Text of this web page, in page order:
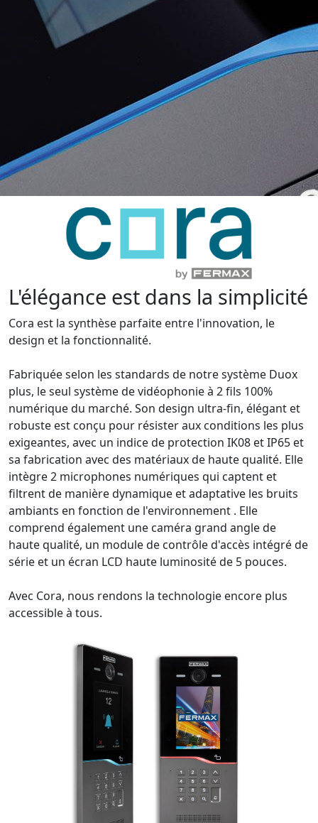
L'élégance est dans la simplicité
Cora est la synthèse parfaite entre l'innovation, le
design et la fonctionnalité.
Fabriquée selon les standards de notre système Duox
plus, le seul système de vidéophonie à 2 fils 100%
numérique du marché. Son design ultra-fin, élégant et
robuste est conçu pour résister aux conditions les plus
exigeantes, avec un indice de protection IK08 et IP65 et
sa fabrication avec des matériaux de haute qualité. Elle
intègre 2 microphones numériques qui captent et
filtrent de manière dynamique et adaptative les bruits
ambiants en fonction de l'environnement . Elle
comprend également une caméra grand angle de
haute qualité, un module de contrôle d'accès intégré de
série et un écran LCD haute luminosité de 5 pouces.
Avec Cora, nous rendons la technologie encore plus
accessible à tous.